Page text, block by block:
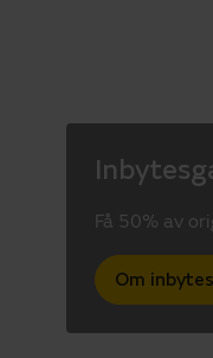
Få 50% av
Om